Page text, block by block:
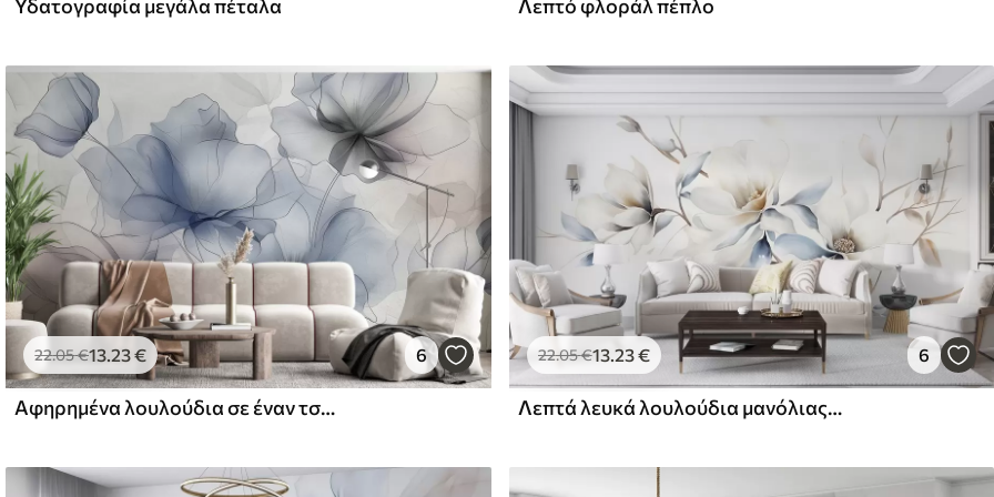
and Stick
Υδατογραφία μεγάλα πέταλα Λεπτό φλοράλ πέπλο
22.05€13.23€ 6
Αφηρημένα λουλούδια σε έναν τσιμεντένιο τοίχο
22.05€13.23€ 6
Λεπτά λευκά λουλούδια μανόλιας με απαλά μπλε πέταλα σε ελαφρύ φόντο ακουαρέλα απομίμηση μινιμαλισμού